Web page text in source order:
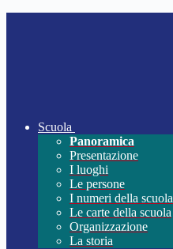
Scuola
Panoramica
Presentazione
I luoghi
Le persone
I numeri della scuola
Le carte della scuola
Organizzazione
La storia